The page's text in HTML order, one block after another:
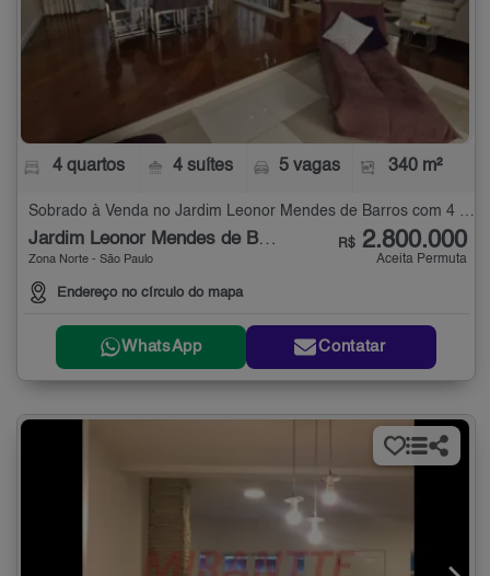
4 quartos 4 suítes 5 vagas 340 m²
Sobrado à Venda no Jardim Leonor Mendes de Barros com 4 quartos - 340 m²
Jardim Leonor Mendes de Barros
Zona Norte - São Paulo
Endereço no círculo do mapa
R$ 2.800.000
Aceita Permuta
WhatsApp Contatar